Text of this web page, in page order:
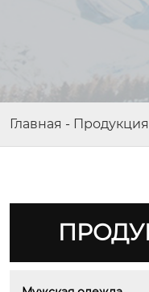
Главная - Продукция